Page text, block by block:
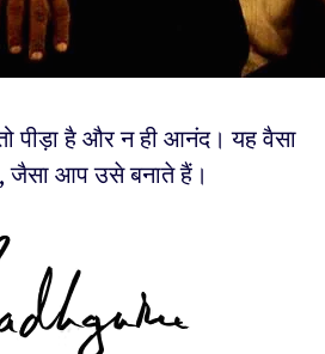
पीड़ा है और न ही आनंद। यह वैसा
जैसा आप उसे बनाते हैं।